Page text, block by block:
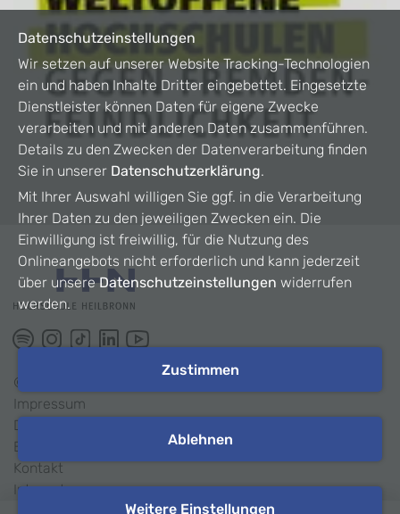
©
Impressum
Datenschutz
Barrierefreiheit
Kontakt
Intranet
Datenschutzeinstellungen
Wir setzen auf unserer Website Tracking-Technologien
ein und haben Inhalte Dritter eingebettet. Eingesetzte
Dienstleister können Daten für eigene Zwecke
verarbeiten und mit anderen Daten zusammenführen.
Details zu den Zwecken der Datenverarbeitung finden
Sie in unserer Datenschutzerklärung.
Mit Ihrer Auswahl willigen Sie ggf. in die Verarbeitung
Ihrer Daten zu den jeweiligen Zwecken ein. Die
Einwilligung ist freiwillig, für die Nutzung des
Onlineangebots nicht erforderlich und kann jederzeit
über unsereDatenschutzeinstellungen widerrufen
werden.
Zustimmen
Ablehnen
Weitere Einstellungen